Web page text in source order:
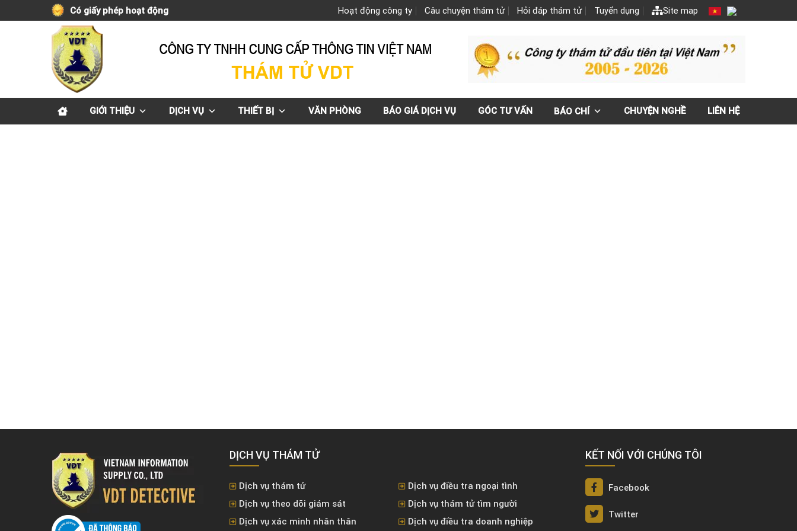
to
Có giấy phép hoạt động Hoạt động công ty Câu chuyện thám tử Hỏi đáp thám tử Tuyển dụng Site map
GIỚI THIỆU DỊCH VỤ THIẾT BỊ VĂN PHÒNG BÁO GIÁ DỊCH VỤ GÓC TƯ VẤN BÁO CHÍ CHUYỆN NGHỀ LIÊN HỆ
DỊCH VỤ THÁM TỬ
Dịch vụ thám tử
Dịch vụ điều tra ngoại tình
Dịch vụ theo dõi giám sát
Dịch vụ thám tử tìm người
Dịch vụ xác minh nhân thân
Dịch vụ điều tra doanh nghiệp
KẾT NỐI VỚI CHÚNG TÔI
Facebook
Twitter